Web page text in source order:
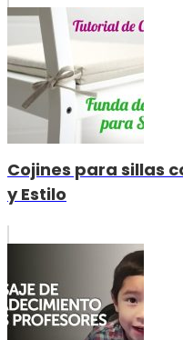
Cojines para sillas
y Estilo